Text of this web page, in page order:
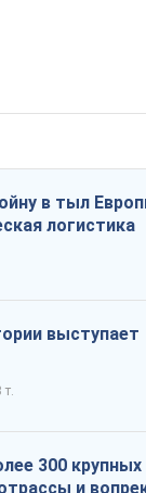
в тыл
логистика
выступает
т.
300 крупных
и